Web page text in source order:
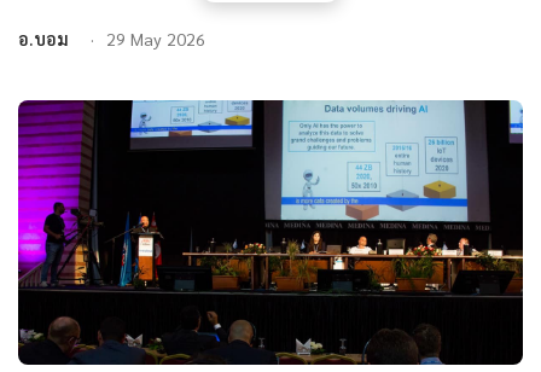
อ.บอม 29 May 2026